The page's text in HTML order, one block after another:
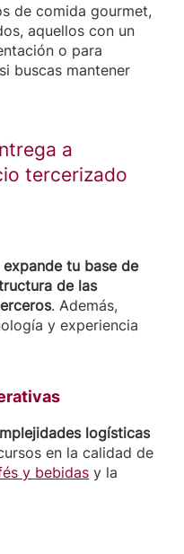
de comida gourmet,
aquellos con un
o para
buscas mantener
a
tercerizado
tu base de
de las
. Además,
y experiencia
logísticas
en la calidad de
y bebidas y la